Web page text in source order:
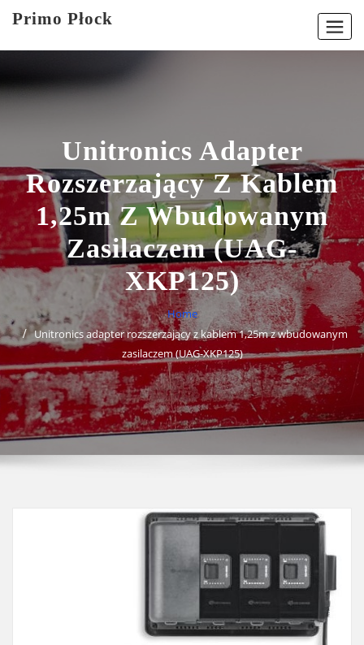
Primo Płock
Unitronics Adapter
Rozszerzający Z Kablem
1,25m Z Wbudowanym
Zasilaczem (UAG-
XKP125)
Home
Unitronics adapter rozszerzający z kablem 1,25m z wbudowanym
zasilaczem (UAG-XKP125)